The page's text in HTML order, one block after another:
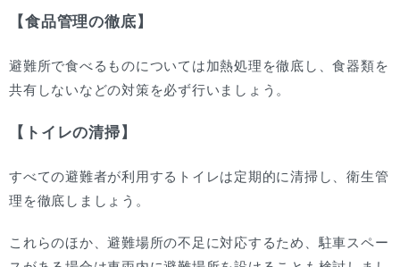
【食品管理の徹底】
避難所で食べるものについては加熱処理を徹底し、食器類を
共有しないなどの対策を必ず行いましょう。
【トイレの清掃】
すべての避難者が利用するトイレは定期的に清掃し、衛生管
理を徹底しましょう。
これらのほか、避難場所の不足に対応するため、駐車スペー